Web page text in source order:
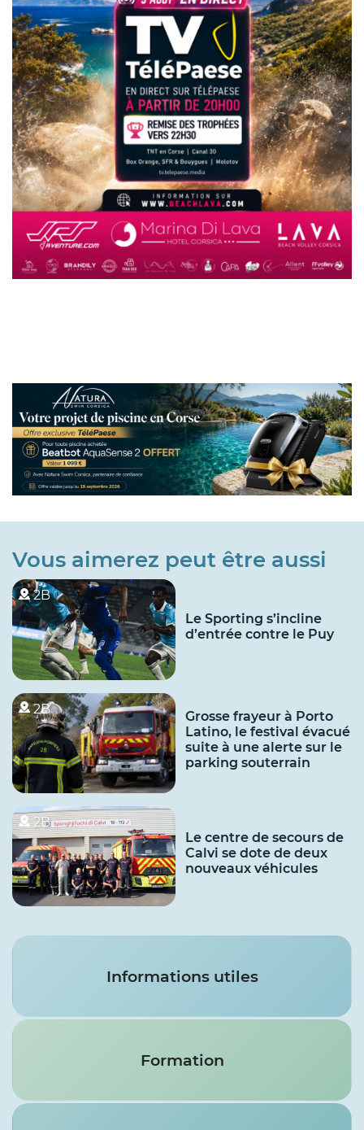
Vous aimerez peut être aussi
2B
Le Sporting s’incline
d’entrée contre le Puy
2B
Grosse frayeur à Porto
Latino, le festival évacué
suite à une alerte sur le
parking souterrain
2B
Le centre de secours de
Calvi se dote de deux
nouveaux véhicules
Services
Informations utiles
Formation